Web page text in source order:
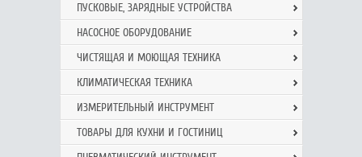
ПУСКОВЫЕ, ЗАРЯДНЫЕ УСТРОЙСТВА
НАСОСНОЕ ОБОРУДОВАНИЕ
ЧИСТЯЩАЯ И МОЮЩАЯ ТЕХНИКА
КЛИМАТИЧЕСКАЯ ТЕХНИКА
ИЗМЕРИТЕЛЬНЫЙ ИНСТРУМЕНТ
ТОВАРЫ ДЛЯ КУХНИ И ГОСТИНИЦ